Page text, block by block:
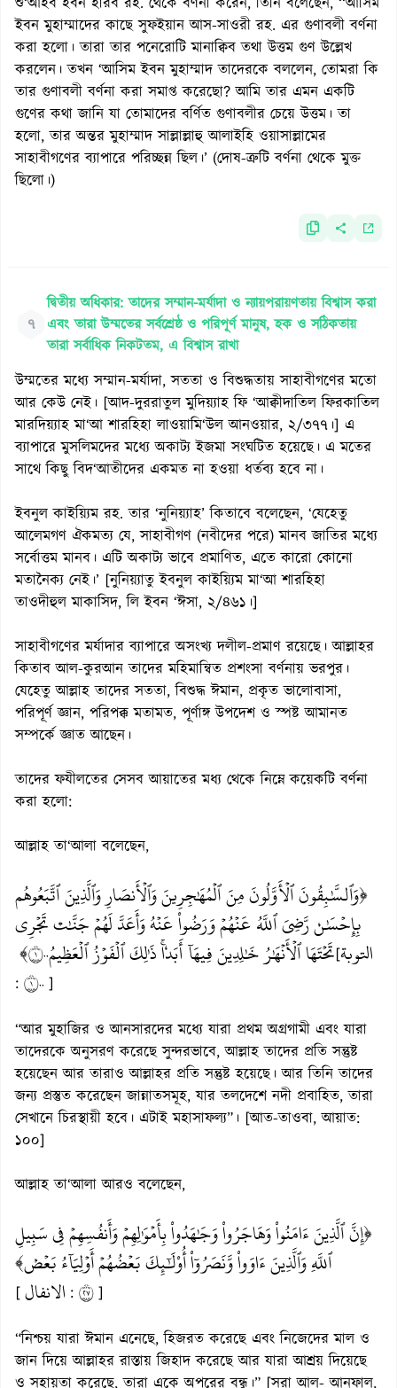
ইবন মুহাম্মাদের কাছে সুফইয়ান আস-সাওরী রহ. এর গুণাবলী বর্ণনা
করা হলো। তারা তার পনেরোটি মানাক্বিব তথা উত্তম গুণ উল্লেখ
করলেন। তখন ‘আসিম ইবন মুহাম্মাদ তাদেরকে বললেন, তোমরা কি
তার গুণাবলী বর্ণনা করা সমাপ্ত করেছো? আমি তার এমন একটি
গুণের কথা জানি যা তোমাদের বর্ণিত গুণাবলীর চেয়ে উত্তম। তা
হলো, তার অন্তর মুহাম্মাদ সাল্লাল্লাহু আলাইহি ওয়াসাল্লামের
সাহাবীগণের ব্যাপারে পরিচ্ছন্ন ছিল।’ (দোষ-ত্রুটি বর্ণনা থেকে মুক্ত
ছিলো।)
৭
দ্বিতীয় অধিকার: তাদের সম্মান-মর্যাদা ও ন্যায়পরায়ণতায় বিশ্বাস করা
এবং তারা উম্মতের সর্বশ্রেষ্ঠ ও পরিপূর্ণ মানুষ, হক ও সঠিকতায়
তারা সর্বাধিক নিকটতম, এ বিশ্বাস রাখা
উম্মতের মধ্যে সম্মান-মর্যাদা, সততা ও বিশুদ্ধতায় সাহাবীগণের মতো
আর কেউ নেই। [আদ-দুররাতুল মুদিয়্যাহ ফি ‘আক্বীদাতিল ফিরকাতিল
মারদিয়্যাহ মা‘আ শারহিহা লাওয়ামি‘উল আনওয়ার, ২/৩৭৭।] এ
ব্যাপারে মুসলিমদের মধ্যে অকাট্য ইজমা সংঘটিত হয়েছে। এ মতের
সাথে কিছু বিদ‘আতীদের একমত না হওয়া ধর্তব্য হবে না।
ইবনুল কাইয়্যিম রহ. তার ‘নুনিয়্যাহ’ কিতাবে বলেছেন, ‘যেহেতু
আলেমগণ ঐকমত্য যে, সাহাবীগণ (নবীদের পরে) মানব জাতির মধ্যে
সর্বোত্তম মানব। এটি অকাট্য ভাবে প্রমাণিত, এতে কারো কোনো
মতানৈক্য নেই।’ [নুনিয়্যাতু ইবনুল কাইয়্যিম মা‘আ শারহিহা
তাওদীহুল মাকাসিদ, লি ইবন ‘ঈসা, ২/৪৬১।]
সাহাবীগণের মর্যাদার ব্যাপারে অসংখ্য দলীল-প্রমাণ রয়েছে। আল্লাহর
কিতাব আল-কুরআন তাদের মহিমান্বিত প্রশংসা বর্ণনায় ভরপুর।
যেহেতু আল্লাহ তাদের সততা, বিশুদ্ধ ঈমান, প্রকৃত ভালোবাসা,
পরিপূর্ণ জ্ঞান, পরিপক্ক মতামত, পূর্ণাঙ্গ উপদেশ ও স্পষ্ট আমানত
সম্পর্কে জ্ঞাত আছেন।
তাদের ফযীলতের সেসব আয়াতের মধ্য থেকে নিম্নে কয়েকটি বর্ণনা
করা হলো:
আল্লাহ তা‘আলা বলেছেন,
﴿وَٱلسَّٰبِقُونَ ٱلۡأَوَّلُونَ مِنَ ٱلۡمُهَٰجِرِينَ وَٱلۡأَنصَارِ وَٱلَّذِينَ ٱتَّبَعُوهُم
بِإِحۡسَٰنٖ رَّضِيَ ٱللَّهُ عَنۡهُمۡ وَرَضُواْ عَنۡهُ وَأَعَدَّ لَهُمۡ جَنَّٰتٖ تَجۡرِي
تَحۡتَهَا ٱلۡأَنۡهَٰرُ خَٰلِدِينَ فِيهَآ أَبَدٗاۚ ذَٰلِكَ ٱلۡفَوۡزُ ٱلۡعَظِيمُ١٠٠﴾[التوبة
: ]
“আর মুহাজির ও আনসারদের মধ্যে যারা প্রথম অগ্রগামী এবং যারা
তাদেরকে অনুসরণ করেছে সুন্দরভাবে, আল্লাহ তাদের প্রতি সন্তুষ্ট
হয়েছেন আর তারাও আল্লাহর প্রতি সন্তুষ্ট হয়েছে। আর তিনি তাদের
জন্য প্রস্তুত করেছেন জান্নাতসমূহ, যার তলদেশে নদী প্রবাহিত, তারা
সেখানে চিরস্থায়ী হবে। এটাই মহাসাফল্য”। [আত-তাওবা, আয়াত:
১০০]
আল্লাহ তা‘আলা আরও বলেছেন,
﴿إِنَّ ٱلَّذِينَ ءَامَنُواْ وَهَاجَرُواْ وَجَٰهَدُواْ بِأَمۡوَٰلِهِمۡ وَأَنفُسِهِمۡ فِي سَبِيلِ
ٱللَّهِ وَٱلَّذِينَ ءَاوَواْ وَّنَصَرُوٓاْ أُوْلَٰٓئِكَ بَعۡضُهُمۡ أَوۡلِيَآءُ بَعۡضٖ﴾
[ الانفال : ]
“নিশ্চয় যারা ঈমান এনেছে, হিজরত করেছে এবং নিজেদের মাল ও
জান দিয়ে আল্লাহর রাস্তায় জিহাদ করেছে আর যারা আশ্রয় দিয়েছে
ও সহায়তা করেছে, তারা একে অপরের বন্ধু।” [সূরা আল- আনফাল,